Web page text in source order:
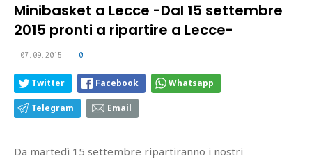
Minibasket a Lecce -Dal 15 settembre
2015 pronti a ripartire a Lecce-
07.09.2015 0
Twitter Facebook Whatsapp
Telegram Email
Da martedì 15 settembre ripartiranno i nostri